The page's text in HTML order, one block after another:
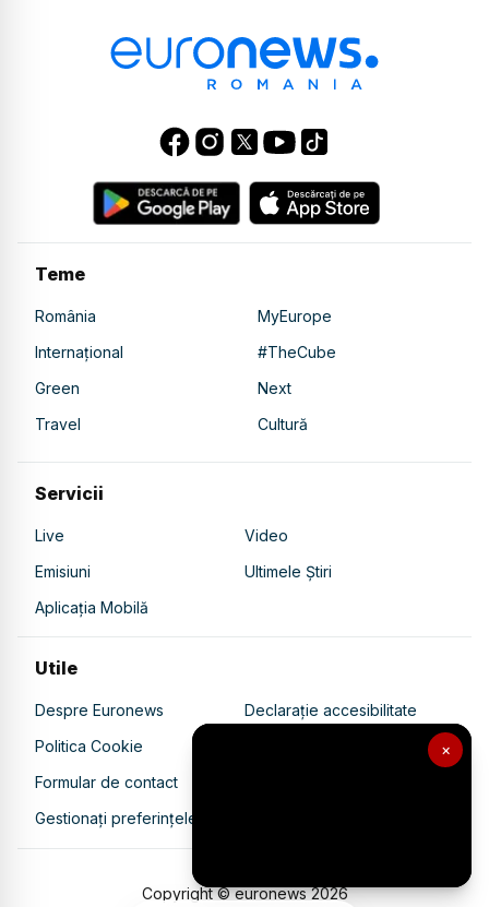
×
Teme
România
MyEurope
Internațional
#TheCube
Green
Next
Travel
Cultură
Servicii
Live
Video
Emisiuni
Ultimele Știri
Aplicația Mobilă
Utile
Despre Euronews
Declarație accesibilitate
Politica Cookie
Politica de confidențialitate
Formular de contact
Gestionați preferințele
Copyright © euronews2026